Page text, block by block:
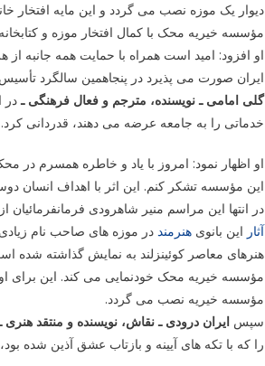
دیوار یک موزه نصب می گردد و این مایه
مؤسسه خیریه محک با کمال افتخار موزه و
او افزود: امید است همراه با حمایت همه جانبه
ایران صورت می پذیرد در پنجاهمین سالگرد
گلی امامی ـ نویسنده، مترجم و فعال فرهنگی ـدر
خدماتی را به جامعه عرضه می دهند، قدردانی کرد.
او اظهار نمود: امروز با یاد و خاطره همسرم در
این مؤسسه تشکر کنم. این اثر با اهداف انسان
در انتها این مراسم منیر شاهرودی فرمانفرمائیان
آثار این بانوی هنرمند در موزه های صاحب نام
هنرهای معاصر کوئینزلند به نمایش گذاشته شده
مؤسسه خیریه محک خودنمایی می کند. این برای
مؤسسه خیریه نصب می گردد.
سپس ایران درودی ـ نقاش، نویسنده و منتقد هنری
را که با تکه های آیینه و بازتاب عشق آذین شده بود،